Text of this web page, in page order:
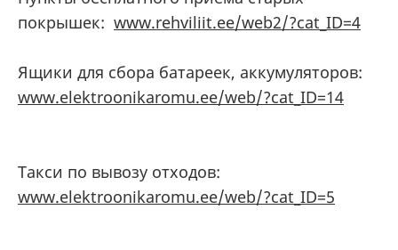
покрышек: www.rehviliit.ee/web2/?cat_ID=4
Ящики для сбора батареек, аккумуляторов:
www.elektroonikaromu.ee/web/?cat_ID=14
Такси по вывозу отходов:
www.elektroonikaromu.ee/web/?cat_ID=5